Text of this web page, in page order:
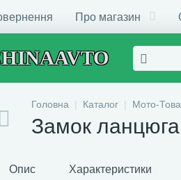
Про магазин
Головна Каталог Мото-
Замок
Опис Характеристики